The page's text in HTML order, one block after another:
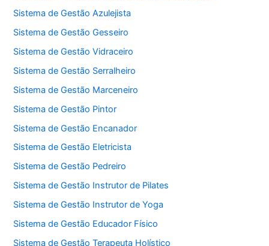
Sistema de Gestão Azulejista
Sistema de Gestão Gesseiro
Sistema de Gestão Vidraceiro
Sistema de Gestão Serralheiro
Sistema de Gestão Marceneiro
Sistema de Gestão Pintor
Sistema de Gestão Encanador
Sistema de Gestão Eletricista
Sistema de Gestão Pedreiro
Sistema de Gestão Instrutor de Pilates
Sistema de Gestão Instrutor de Yoga
Sistema de Gestão Educador Físico
Sistema de Gestão Terapeuta Holístico